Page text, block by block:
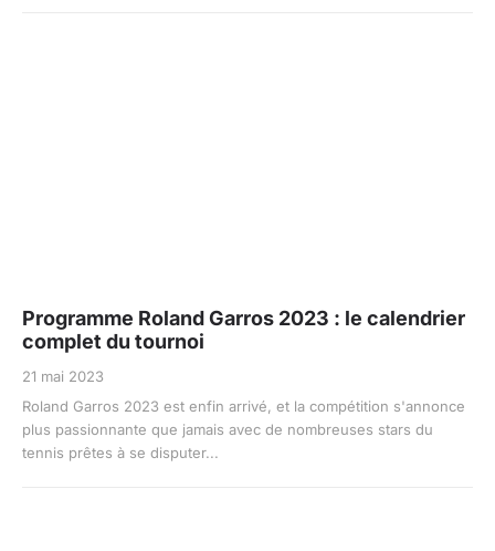
Programme Roland Garros 2023 : le calendrier
complet du tournoi
21 mai 2023
Roland Garros 2023 est enfin arrivé, et la compétition s'annonce
plus passionnante que jamais avec de nombreuses stars du
tennis prêtes à se disputer...